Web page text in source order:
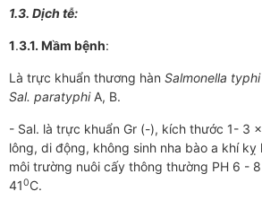
1.3. Dịch tễ:
1.3.1. Mầm bệnh:
Là trực khuẩn th­­ương hàn Salmonella typhi
Sal. paratyphiA, B.
- Sal. là trực khuẩn Gr (-), kích th­­ước 1- 3
lông, di động, không sinh nha bào ­a khí
môi tr­ường nuôi cấy thông thư­­ờng PH 6 -
410C.